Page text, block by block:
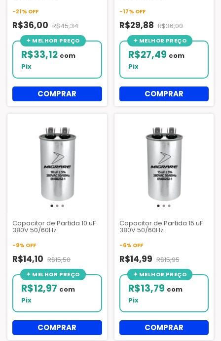
-21% OFF
R$36,00 R$45,34
R$33,12 com
Pix
-17% OFF
R$29,88 R$36,00
R$27,49 com
Pix
Capacitor de Partida 10 uF
380V 50/60Hz
-9% OFF
R$14,10 R$15,50
R$12,97 com
Pix
Capacitor de Partida 15 uF
380V 50/60Hz
-6% OFF
R$14,99 R$15,95
R$13,79 com
Pix